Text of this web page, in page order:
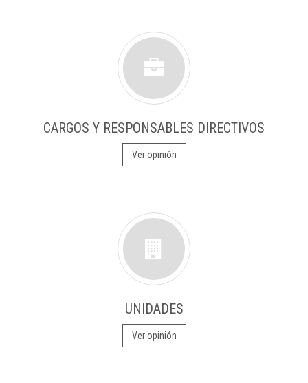
CARGOS Y RESPONSABLES DIRECTIVOS
Ver opinión
UNIDADES
Ver opinión